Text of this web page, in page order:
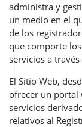
administra y
un medio en el
de los
que comporte
servicios a
El Sitio Web,
ofrecer un portal
servicios
relativos al